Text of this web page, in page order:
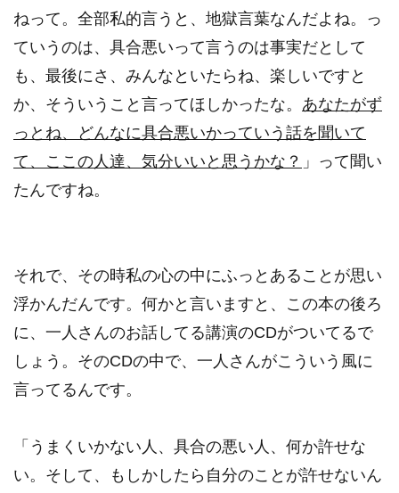
ねって。全部私的言うと、地獄言葉なんだよね。っ
ていうのは、具合悪いって言うのは事実だとして
も、最後にさ、みんなといたらね、楽しいですと
か、そういうこと言ってほしかったな。 あなたがず
っとね、どんなに具合悪いかっていう話を聞いて
て、ここの人達、気分いいと思うかな？ 」って聞い
たんですね。
それで、その時私の心の中にふっとあることが思い
浮かんだんです。何かと言いますと、この本の後ろ
に、一人さんのお話してる講演のCDがついてるで
しょう。そのCDの中で、一人さんがこういう風に
言ってるんです。
「うまくいかない人、具合の悪い人、何か許せな
い。そして、もしかしたら自分のことが許せないん